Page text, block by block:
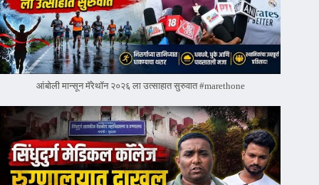
आंबोली मान्सून मॅरेथॉन २०२६ ला उत्साहात सुरुवात #marethone